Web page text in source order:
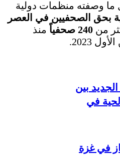
وصفته منظمات دولية
بحق الصحفيين في العصر
من 240 صحفياً
منذ
2023.
بين
في
في غزة